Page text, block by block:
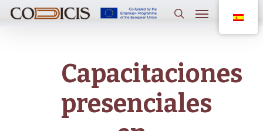
contenido
Menú
Capacitaciones
presenciales